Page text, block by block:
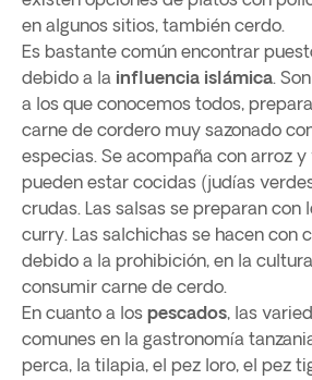
en algunos sitios, también cerdo.
Es bastante común encontrar
debido a la influencia islámica.
a los que conocemos todos,
carne de cordero muy sazonado
especias. Se acompaña con arroz y
pueden estar cocidas (judías
crudas. Las salsas se preparan con
curry. Las salchichas se hacen con
debido a la prohibición, en la
consumir carne de cerdo.
En cuanto a los pescados, las
comunes en la gastronomía
perca, la tilapia, el pez loro, el pez